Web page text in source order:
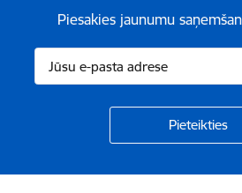
Piesakies jaunumu